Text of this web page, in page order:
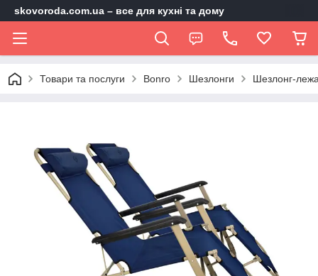
skovoroda.com.ua – все для кухні та дому
Товари та послуги Bonro Шезлонги Шезлонг-